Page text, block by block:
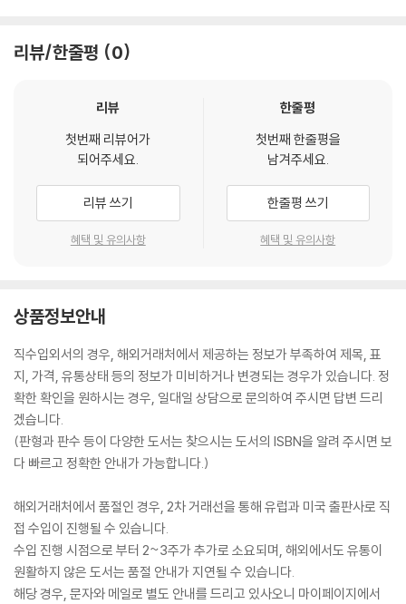
리뷰/한줄평 0
리뷰
첫번째 리뷰어가
되어주세요.
리뷰 쓰기
혜택 및 유의사항
한줄평
첫번째 한줄평을
남겨주세요.
한줄평 쓰기
혜택 및 유의사항
상품정보안내
직수입외서의 경우, 해외거래처에서 제공하는 정보가 부족하여 제목, 표
지, 가격, 유통상태 등의 정보가 미비하거나 변경되는 경우가 있습니다. 정
확한 확인을 원하시는 경우, 일대일 상담으로 문의하여 주시면 답변 드리
겠습니다.
(판형과 판수 등이 다양한 도서는 찾으시는 도서의 ISBN을 알려 주시면 보
다 빠르고 정확한 안내가 가능합니다.)
해외거래처에서 품절인 경우, 2차 거래선을 통해 유럽과 미국 출판사로 직
접 수입이 진행될 수 있습니다.
수입 진행 시점으로 부터 2~3주가 추가로 소요되며, 해외에서도 유통이
원활하지 않은 도서는 품절 안내가 지연될 수 있습니다.
해당 경우, 문자와 메일로 별도 안내를 드리고 있사오니 마이페이지에서